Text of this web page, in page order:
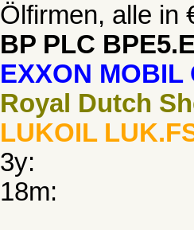
Ölfirmen, alle in
BP PLC
EXXON MOBIL
Royal Dutch
LUKOIL
3y:
18m: